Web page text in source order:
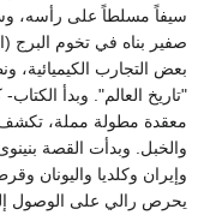
سيفاً مسلطاً على رأسه،
صفير بناه في تخوم البرج
بعض التجارب الكيميائية،
معقدة مطولة مملة،
والخبل. وبدأت القصة
وإيران وكلديا واليونان
يحرص رالي على الوصول